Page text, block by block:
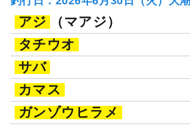
アジ
（マアジ）
タチウオ
サバ
カマス
ガンゾウヒラメ